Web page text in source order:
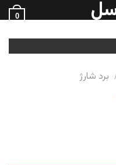
0
برد شارژ